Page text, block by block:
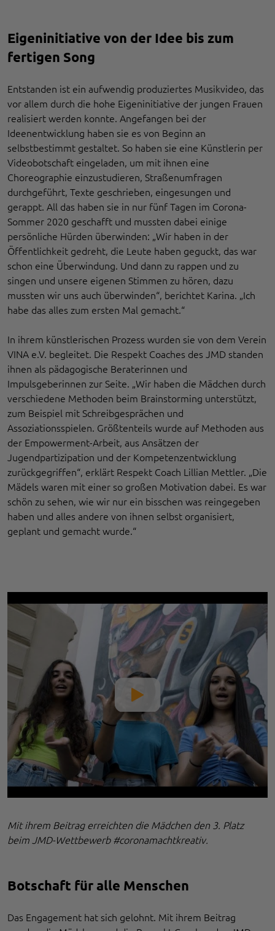
Eigeninitiative von der Idee bis zum
fertigen Song
Entstanden ist ein aufwendig produziertes Musikvideo, das
vor allem durch die hohe Eigeninitiative der jungen Frauen
realisiert werden konnte. Angefangen bei der
Ideenentwicklung haben sie es von Beginn an
selbstbestimmt gestaltet. So haben sie eine Künstlerin per
Videobotschaft eingeladen, um mit ihnen eine
Choreographie einzustudieren, Straßenumfragen
durchgeführt, Texte geschrieben, eingesungen und
gerappt. All das haben sie in nur fünf Tagen im Corona-
Sommer 2020 geschafft und mussten dabei einige
persönliche Hürden überwinden: „Wir haben in der
Öffentlichkeit gedreht, die Leute haben geguckt, das war
schon eine Überwindung. Und dann zu rappen und zu
singen und unsere eigenen Stimmen zu hören, dazu
mussten wir uns auch überwinden“, berichtet Karina. „Ich
habe das alles zum ersten Mal gemacht.“
In ihrem künstlerischen Prozess wurden sie von dem Verein
VINA e.V. begleitet. Die Respekt Coaches des JMD standen
ihnen als pädagogische Beraterinnen und
Impulsgeberinnen zur Seite. „Wir haben die Mädchen durch
verschiedene Methoden beim Brainstorming unterstützt,
zum Beispiel mit Schreibgesprächen und
Assoziationsspielen. Größtenteils wurde auf Methoden aus
der Empowerment-Arbeit, aus Ansätzen der
Jugendpartizipation und der Kompetenzentwicklung
zurückgegriffen“, erklärt Respekt Coach Lillian Mettler. „Die
Mädels waren mit einer so großen Motivation dabei. Es war
schön zu sehen, wie wir nur ein bisschen was reingegeben
haben und alles andere von ihnen selbst organisiert,
geplant und gemacht wurde.“
Mit ihrem Beitrag erreichten die Mädchen den 3. Platz
beim JMD-Wettbewerb #coronamachtkreativ.
Botschaft für alle Menschen
Das Engagement hat sich gelohnt. Mit ihrem Beitrag